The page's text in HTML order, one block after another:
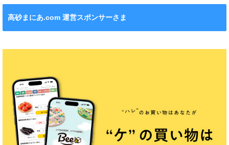
高砂まにあ.com 運営スポンサーさま